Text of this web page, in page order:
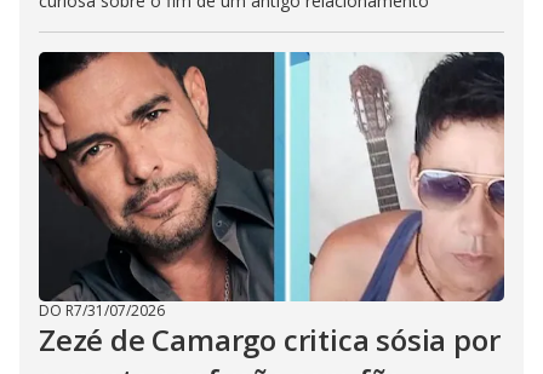
DO R7/31/07/2026
Zezé de Camargo critica sósia por